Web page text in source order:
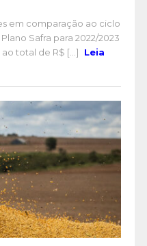
em comparação ao ciclo
Safra para 2022/2023
total de R$ [...]
Leia